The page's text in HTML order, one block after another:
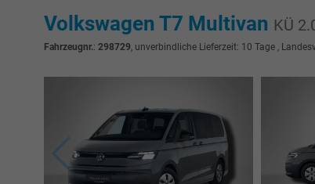
Volkswagen T7 Multivan KÜ
Fahrzeugnr.: 298729, unverbindliche Lieferzeit: 10 Tage ,